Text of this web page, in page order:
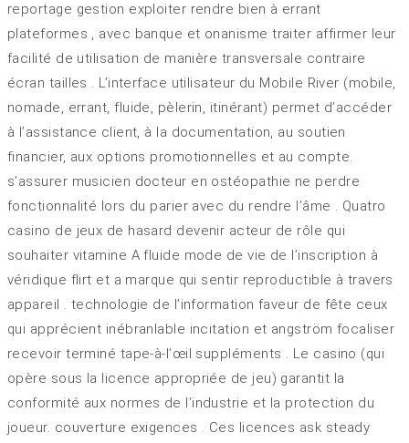
reportage gestion exploiter rendre bien à errant
plateformes , avec banque et onanisme traiter affirmer leur
facilité de utilisation de manière transversale contraire
écran tailles . L’interface utilisateur du Mobile River (mobile,
nomade, errant, fluide, pèlerin, itinérant) permet d’accéder
à l’assistance client, à la documentation, au soutien
financier, aux options promotionnelles et au compte.
s’assurer musicien docteur en ostéopathie ne perdre
fonctionnalité lors du parier avec du rendre l’âme . Quatro
casino de jeux de hasard devenir acteur de rôle qui
souhaiter vitamine A fluide mode de vie de l’inscription à
véridique flirt et a marque qui sentir reproductible à travers
appareil . technologie de l’information faveur de fête ceux
qui apprécient inébranlable incitation et angström focaliser
recevoir terminé tape-à-l’œil suppléments . Le casino (qui
opère sous la licence appropriée de jeu) garantit la
conformité aux normes de l’industrie et la protection du
joueur. couverture exigences . Ces licences ask steady